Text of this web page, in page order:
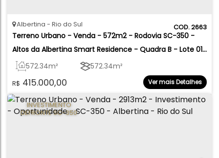
2663
Terreno Urbano - Venda - 572m2 - Rodovia SC-350 -
Altos da Albertina Smart Residence - Quadra B - Lote 01
- Albertina - Rio do Sul
R$ 415.000,00
Albertina Rio do Sul
572.34m² 572.34m²
Ver mais Detalhes
INVESTIMENTO
DEFRONTE SC-350